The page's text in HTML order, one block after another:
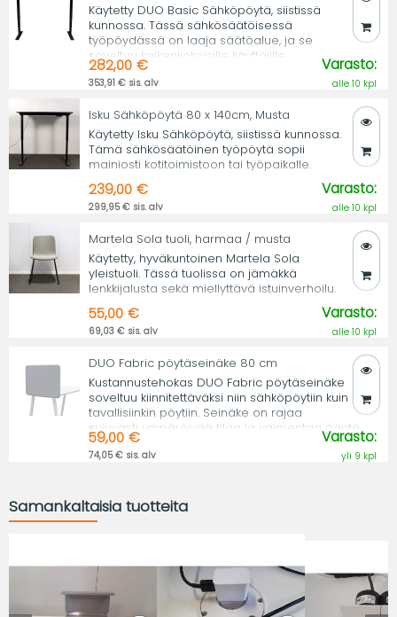
Käytetty DUO Basic Sähköpöytä, siistissä
kunnossa. Tässä sähkösäätöisessä
työpöydässä on laaja säätöalue, ja se
soveltuu kaikenkokoisille käyttäjille.
282,00 €
353,91 € sis. alv
Varasto:
alle 10 kpl
Isku Sähköpöytä 80 x 140cm, Musta
Käytetty Isku Sähköpöytä, siistissä kunnossa.
Tämä sähkösäätöinen työpöytä sopii
mainiosti kotitoimistoon tai työpaikalle.
239,00 €
299,95 € sis. alv
Varasto:
alle 10 kpl
Martela Sola tuoli, harmaa / musta
Käytetty, hyväkuntoinen Martela Sola
yleistuoli. Tässä tuolissa on jämäkkä
lenkkijalusta sekä miellyttävä istuinverhoilu.
55,00 €
69,03 € sis. alv
Varasto:
alle 10 kpl
DUO Fabric pöytäseinäke 80 cm
Kustannustehokas DUO Fabric pöytäseinäke
soveltuu kiinnitettäväksi niin sähköpöytiin kuin
tavallisiinkin pöytiin. Seinäke on rajaa
sujuvasti ympäröivää tilaa ja vaimentaa ääntä.
59,00 €
74,05 € sis. alv
Varasto:
yli 9 kpl
Samankaltaisia tuotteita